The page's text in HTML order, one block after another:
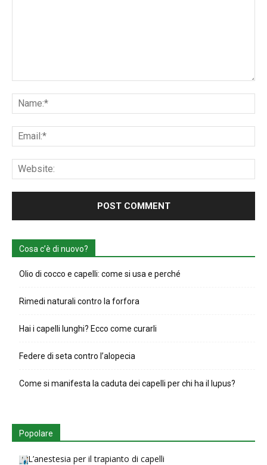
Cosa c’è di nuovo?
Olio di cocco e capelli: come si usa e perché
Rimedi naturali contro la forfora
Hai i capelli lunghi? Ecco come curarli
Federe di seta contro l’alopecia
Come si manifesta la caduta dei capelli per chi ha il lupus?
Popolare
L’anestesia per il trapianto di capelli